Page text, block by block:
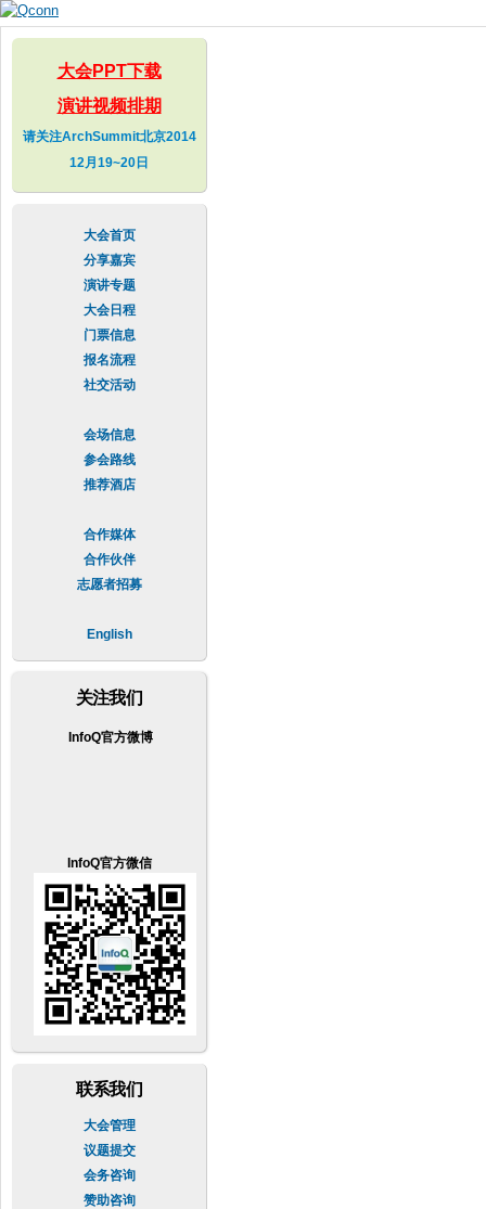
main
大会PPT下载
演讲视频排期
请关注ArchSummit北京2014
12月19~20日
大会首页
分享嘉宾
演讲专题
大会日程
门票信息
报名流程
社交活动
会场信息
参会路线
推荐酒店
合作媒体
合作伙伴
志愿者招募
English
关注我们
InfoQ官方微博
InfoQ官方微信
联系我们
大会管理
议题提交
会务咨询
赞助咨询